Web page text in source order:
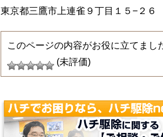
東京都三鷹市上連雀９丁目１５−２６
このページの内容がお役に立てまし
(未評価)